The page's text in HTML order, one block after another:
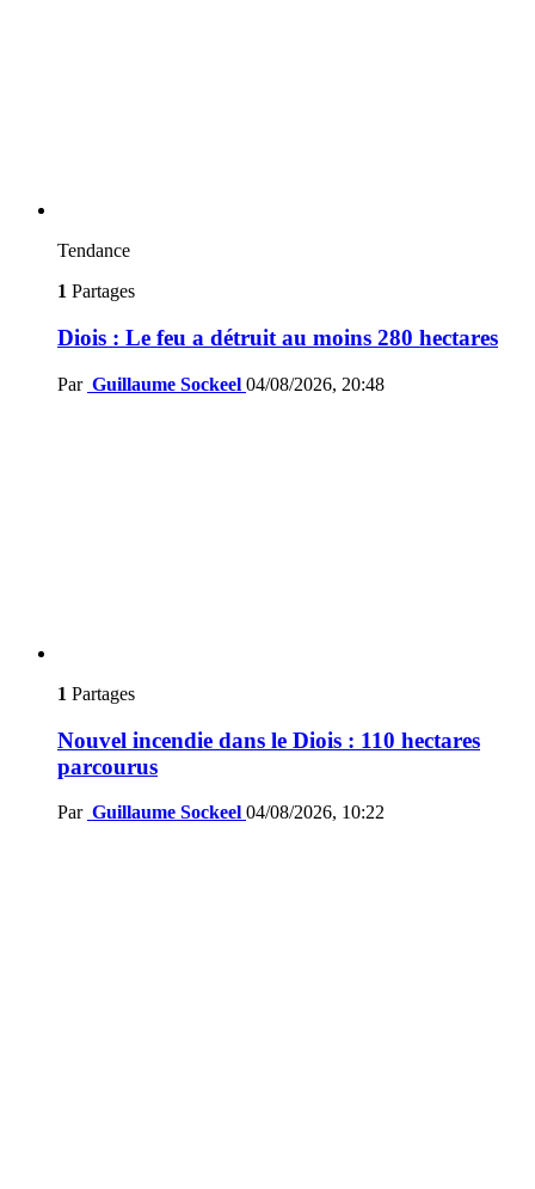
Tendance
1 Partages
Diois : Le feu a détruit au moins 280 hectares
Par Guillaume Sockeel 04/08/2026, 20:48
1 Partages
Nouvel incendie dans le Diois : 110 hectares
parcourus
Par Guillaume Sockeel 04/08/2026, 10:22